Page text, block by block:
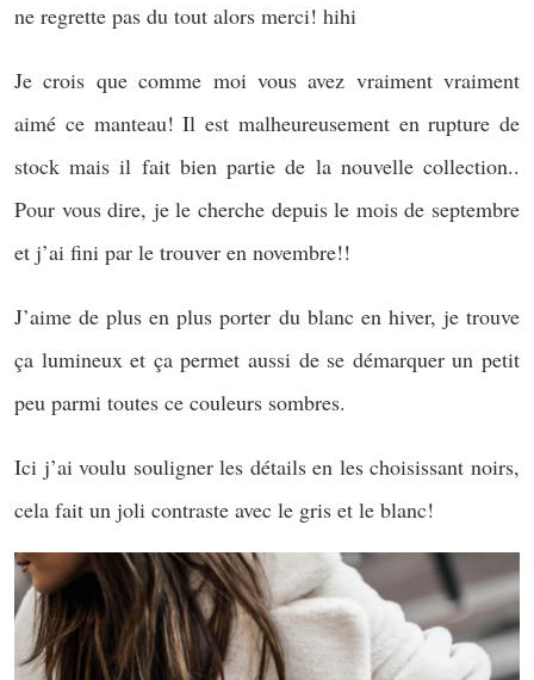
ne regrette pas du tout alors merci! hihi
Je crois que comme moi vous avez vraiment vraiment
aimé ce manteau! Il est malheureusement en rupture de
stock mais il fait bien partie de la nouvelle collection..
Pour vous dire, je le cherche depuis le mois de septembre
et j’ai fini par le trouver en novembre!!
J’aime de plus en plus porter du blanc en hiver, je trouve
ça lumineux et ça permet aussi de se démarquer un petit
peu parmi toutes ce couleurs sombres.
Ici j’ai voulu souligner les détails en les choisissant noirs,
cela fait un joli contraste avec le gris et le blanc!